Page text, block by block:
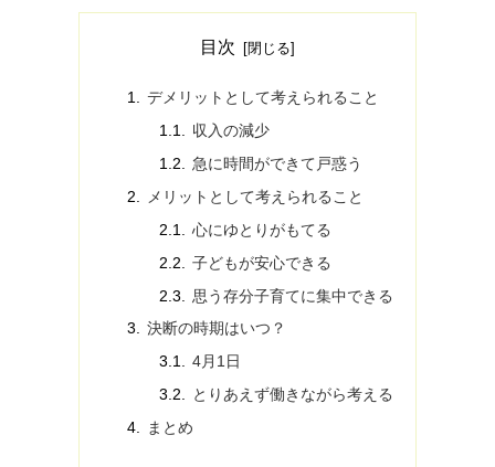
目次
デメリットとして考えられること
収入の減少
急に時間ができて戸惑う
メリットとして考えられること
心にゆとりがもてる
子どもが安心できる
思う存分子育てに集中できる
決断の時期はいつ？
4月1日
とりあえず働きながら考える
まとめ